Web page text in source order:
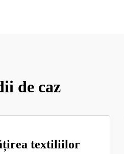
de caz
textiliilor